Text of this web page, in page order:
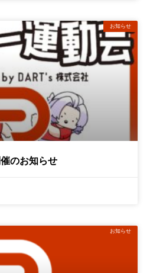
お知らせ
のお知らせ
お知らせ